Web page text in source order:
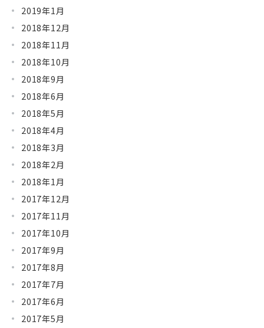
2019年1月
2018年12月
2018年11月
2018年10月
2018年9月
2018年6月
2018年5月
2018年4月
2018年3月
2018年2月
2018年1月
2017年12月
2017年11月
2017年10月
2017年9月
2017年8月
2017年7月
2017年6月
2017年5月